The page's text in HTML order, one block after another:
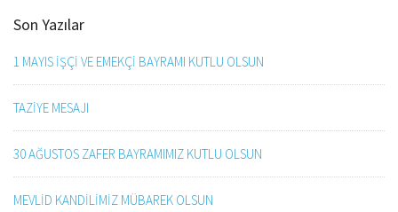
Son Yazılar
1 MAYIS İŞÇİ VE EMEKÇİ BAYRAMI KUTLU OLSUN
TAZİYE MESAJI
30 AĞUSTOS ZAFER BAYRAMIMIZ KUTLU OLSUN
MEVLİD KANDİLİMİZ MÜBAREK OLSUN